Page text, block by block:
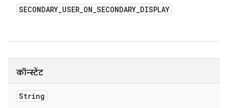
SECONDARY_USER_ON_SECONDARY_DISPLAY
कॉन्स्टेंट
String